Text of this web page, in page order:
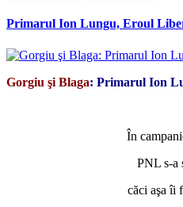
Primarul Ion Lungu, Eroul
Gorgiu şi Blaga: Primarul Ion
În
PNL s-a
căci aşa îi